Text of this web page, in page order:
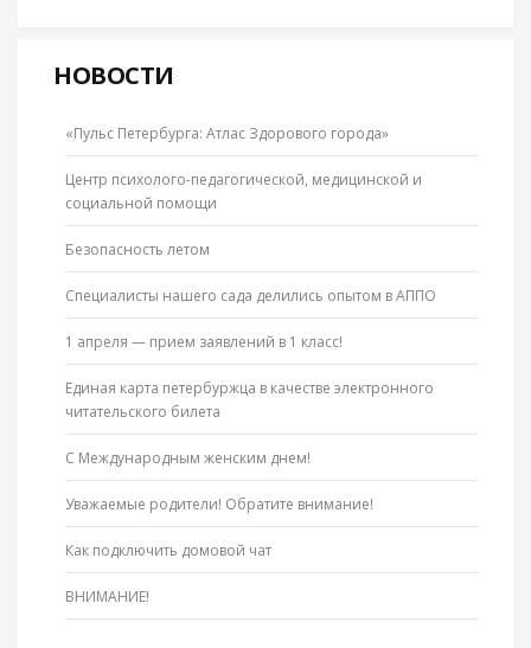
НОВОСТИ
«Пульс Петербурга: Атлас Здорового города»
Центр психолого-педагогической, медицинской и
социальной помощи
Безопасность летом
Специалисты нашего сада делились опытом в АППО
1 апреля — прием заявлений в 1 класс!
Единая карта петербуржца в качестве электронного
читательского билета
С Международным женским днем!
Уважаемые родители! Обратите внимание!
Как подключить домовой чат
ВНИМАНИЕ!